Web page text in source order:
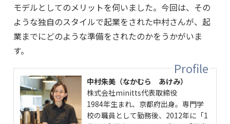
モデルとしてのメリットを伺いました。今回は、その
ような独自のスタイルで起業をされた中村さんが、起
業までにどのような準備をされたのかをうかがいま
す。
中村朱美（なかむら あけみ）
株式会社minitts代表取締役
1984年生まれ、京都府出身。専門学
校の職員として勤務後、2012年に「1